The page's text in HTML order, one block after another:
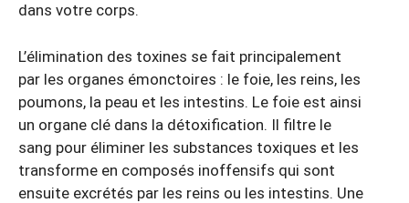
dans votre corps.
L’élimination des toxines se fait principalement
par les organes émonctoires : le foie, les reins, les
poumons, la peau et les intestins. Le foie est ainsi
un organe clé dans la détoxification. Il filtre le
sang pour éliminer les substances toxiques et les
transforme en composés inoffensifs qui sont
ensuite excrétés par les reins ou les intestins. Une